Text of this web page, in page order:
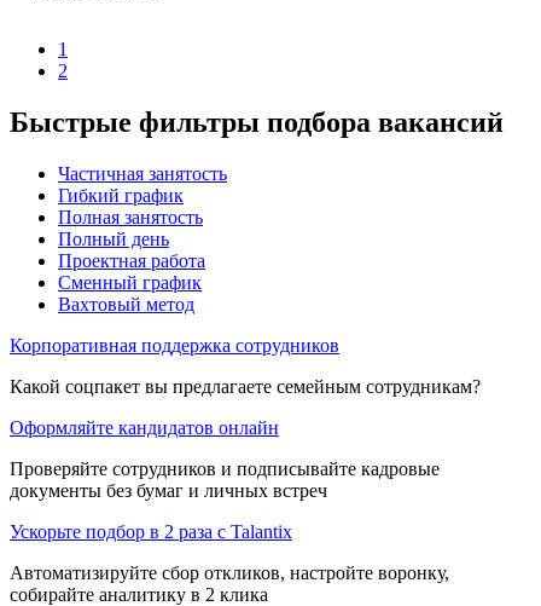
1
2
Быстрые фильтры подбора вакансий
Частичная занятость
Гибкий график
Полная занятость
Полный день
Проектная работа
Сменный график
Вахтовый метод
Корпоративная поддержка сотрудников
Какой соцпакет вы предлагаете семейным сотрудникам?
Оформляйте кандидатов онлайн
Проверяйте сотрудников и подписывайте кадровые
документы без бумаг и личных встреч
Ускорьте подбор в 2 раза с Talantix
Автоматизируйте сбор откликов, настройте воронку,
собирайте аналитику в 2 клика